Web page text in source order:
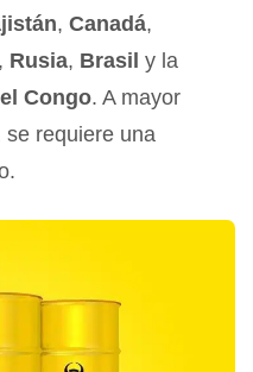
, Canadá,
, Rusia, Brasil y la
Congo. A mayor
se requiere una